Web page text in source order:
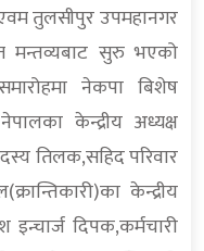
तुलसीपुर उपमहानगर
मन्तव्यबाट सुरु भएको
नेकपा बिशेष
केन्द्रीय अध्यक्ष
तिलक,सहिद परिवार
केन्द्रीय
दिपक,कर्मचारी